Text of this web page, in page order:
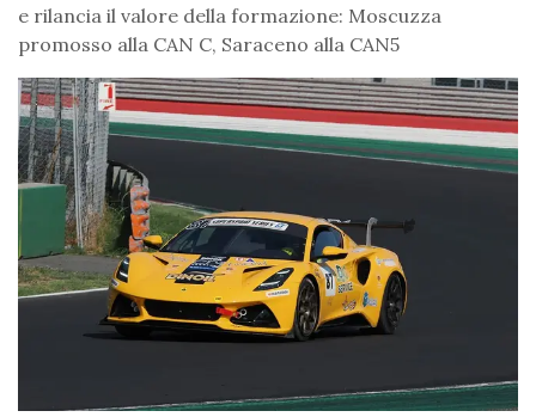
e rilancia il valore della formazione: Moscuzza
promosso alla CAN C, Saraceno alla CAN5